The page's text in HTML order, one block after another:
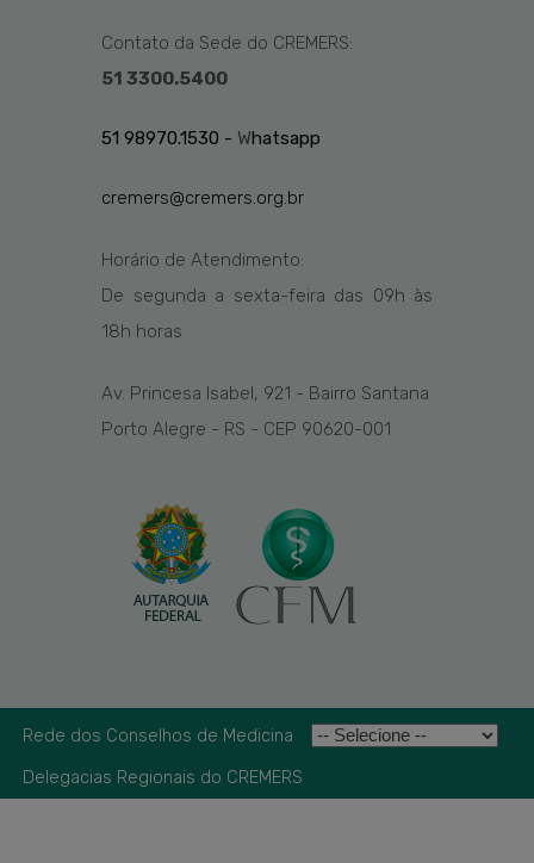
Contato da Sede do CREMERS:
51 3300.5400
51 98970.1530 - Whatsapp
cremers@cremers.org.br
Horário de Atendimento:
De segunda a sexta-feira das 09h às
18h horas
Av. Princesa Isabel, 921 - Bairro Santana
Porto Alegre - RS - CEP 90620-001
Rede dos Conselhos de Medicina
Delegacias Regionais do CREMERS